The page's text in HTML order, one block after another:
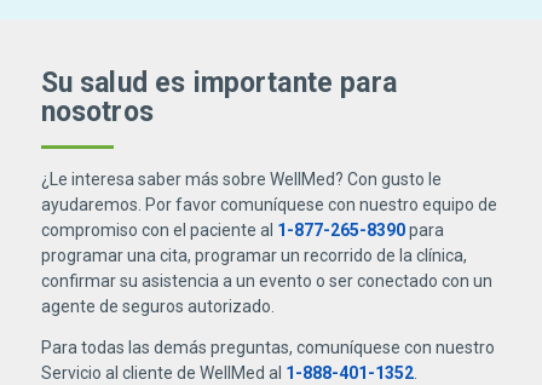
Su salud es importante para
nosotros
¿Le interesa saber más sobre WellMed? Con gusto le
ayudaremos. Por favor comuníquese con nuestro equipo de
compromiso con el paciente al 1-877-265-8390para
programar una cita, programar un recorrido de la clínica,
confirmar su asistencia a un evento o ser conectado con un
agente de seguros autorizado.
Para todas las demás preguntas, comuníquese con nuestro
Servicio al cliente de WellMed al 1-888-401-1352.